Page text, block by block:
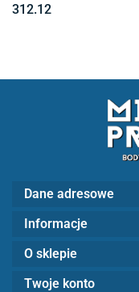
312.12
Dane adresowe
Informacje
O sklepie
Twoje konto